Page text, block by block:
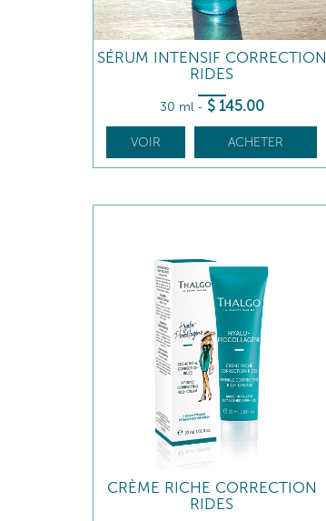
SÉRUM INTENSIF CORRECTION
RIDES
30 ml - $ 145.00
VOIR ACHETER
CRÈME RICHE CORRECTION
RIDES